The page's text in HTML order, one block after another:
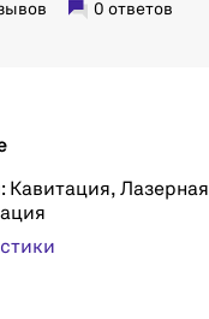
0 ответов
Кавитация, Лазерная